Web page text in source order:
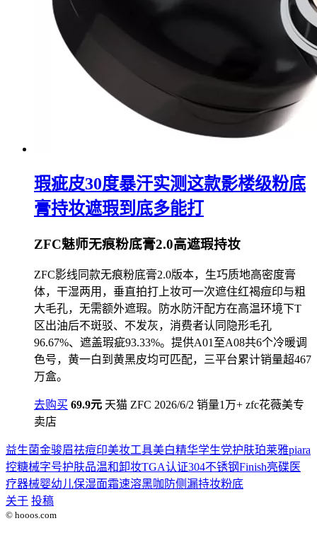
瑕疵皮30度暴汗实测这款影楼级粉底
膏持妆遮瑕到底多能打
ZFC魅师无痕粉底膏2.0高遮瑕持妆
ZFC影线同款无痕粉底膏2.0版本，生巧质地高密度膏
体，干湿两用，垂直拍打上妆可一次遮住红褐痘印与粗
大毛孔，无需额外遮瑕。防水防汗配方在高温环境下T
区出油后不斑驳、不发灰，消费者认同隐形毛孔
96.67%、遮盖瑕疵93.33%。提供A01至A08共6个冷暖调
色号，黄一白到黄黑皮均可匹配，三平台累计销量超467
万盒。
去购买 69.9元 天猫 ZFC 2026/6/2 销量1万+ zfc花薇美专
卖店
益生菌金骏眉祛痘印美妆工具美白精华学生党护肤珀莱雅piara
控糖械字号护肤品温和卸妆TGA认证304不锈钢Finish亮碟医
疗器械婴幼儿保湿面霜速溶黑咖 防侧漏持妆粉底
关于 投稿
© hooos.com